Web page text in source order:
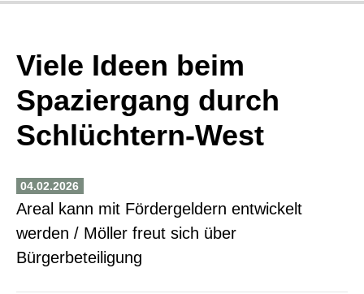
Viele Ideen beim
Spaziergang durch
Schlüchtern-West
04.02.2026
Areal kann mit Fördergeldern entwickelt
werden / Möller freut sich über
Bürgerbeteiligung